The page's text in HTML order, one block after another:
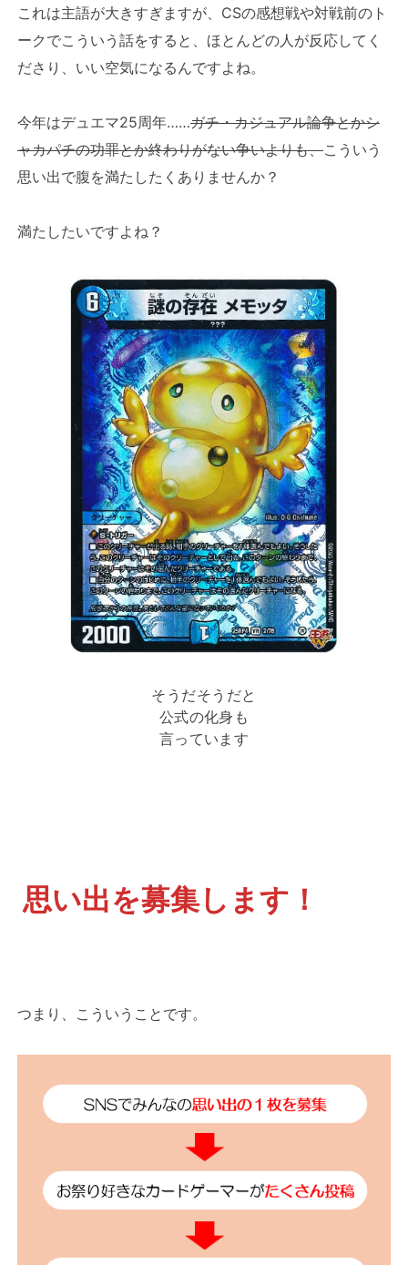
これは主語が大きすぎますが、CSの感想戦や対戦前のト
ークでこういう話をすると、ほとんどの人が反応してく
ださり、いい空気になるんですよね。
今年はデュエマ25周年……ガチ・カジュアル論争とかシ
ャカパチの功罪とか終わりがない争いよりも、こういう
思い出で腹を満たしたくありませんか？
満たしたいですよね？
そうだそうだと
公式の化身も
言っています
思い出を募集します！
つまり、こういうことです。